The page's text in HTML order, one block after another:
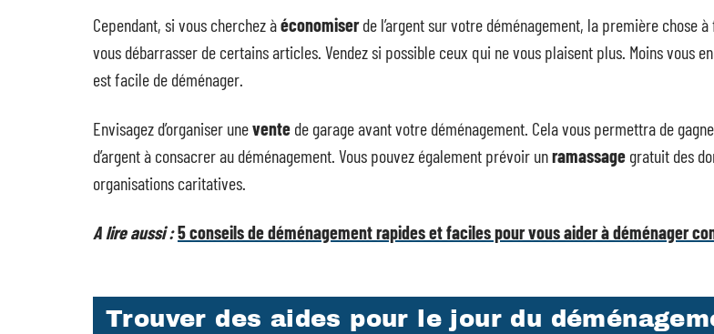
Cependant, si vous cherchez àéconomiserde l’argent sur votre déménagement, la première chose
vous débarrasser de certains articles. Vendez si possible ceux qui ne vous plaisent plus. Moins vous
est facile de déménager.
Envisagez d’organiser unevente de garage avant votre déménagement. Cela vous permettra de
d’argent à consacrer au déménagement. Vous pouvez également prévoir unramassage gratuit des
organisations caritatives.
A lire aussi :5 conseils de déménagement rapides et faciles pour vous aider à déménager
Trouver des aides pour le jour du